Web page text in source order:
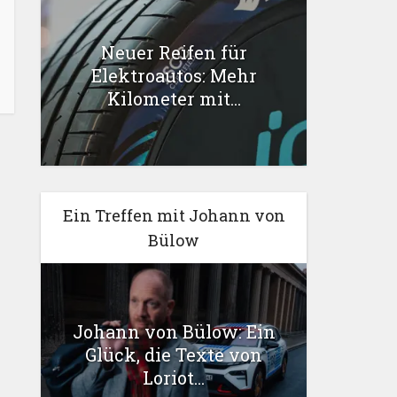
Neuer Reifen für
Elektroautos: Mehr
Kilometer mit...
Ein Treffen mit Johann von
Bülow
Johann von Bülow: Ein
Glück, die Texte von
Loriot...